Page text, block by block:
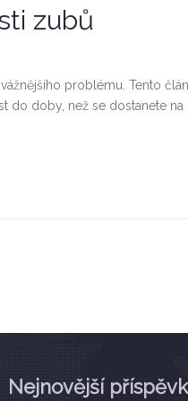
zubů
problému. Tento
do doby, než se dostanete
Nejnovější